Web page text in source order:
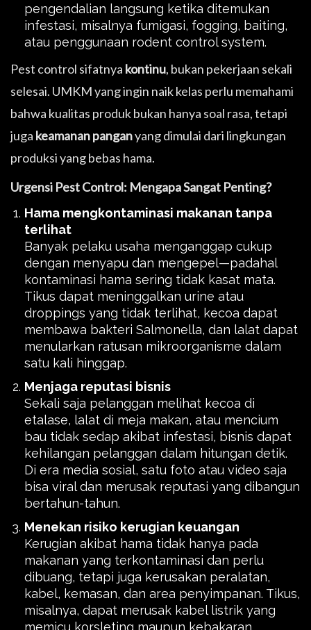
pengendalian langsung ketika ditemukan
infestasi, misalnya fumigasi, fogging, baiting,
atau penggunaan rodent control system.
Pest control sifatnya kontinu, bukan pekerjaan sekali
selesai. UMKM yang ingin naik kelas perlu memahami
bahwa kualitas produk bukan hanya soal rasa, tetapi
juga keamanan panganyang dimulai dari lingkungan
produksi yang bebas hama.
Urgensi Pest Control: Mengapa Sangat Penting?
Hama mengkontaminasi makanan tanpa
terlihat
Banyak pelaku usaha menganggap cukup
dengan menyapu dan mengepel—padahal
kontaminasi hama sering tidak kasat mata.
Tikus dapat meninggalkan urine atau
droppings yang tidak terlihat, kecoa dapat
membawa bakteri Salmonella, dan lalat dapat
menularkan ratusan mikroorganisme dalam
satu kali hinggap.
Menjaga reputasi bisnis
Sekali saja pelanggan melihat kecoa di
etalase, lalat di meja makan, atau mencium
bau tidak sedap akibat infestasi, bisnis dapat
kehilangan pelanggan dalam hitungan detik.
Di era media sosial, satu foto atau video saja
bisa viral dan merusak reputasi yang dibangun
bertahun-tahun.
Menekan risiko kerugian keuangan
Kerugian akibat hama tidak hanya pada
makanan yang terkontaminasi dan perlu
dibuang, tetapi juga kerusakan peralatan,
kabel, kemasan, dan area penyimpanan. Tikus,
misalnya, dapat merusak kabel listrik yang
memicu korsleting maupun kebakaran.